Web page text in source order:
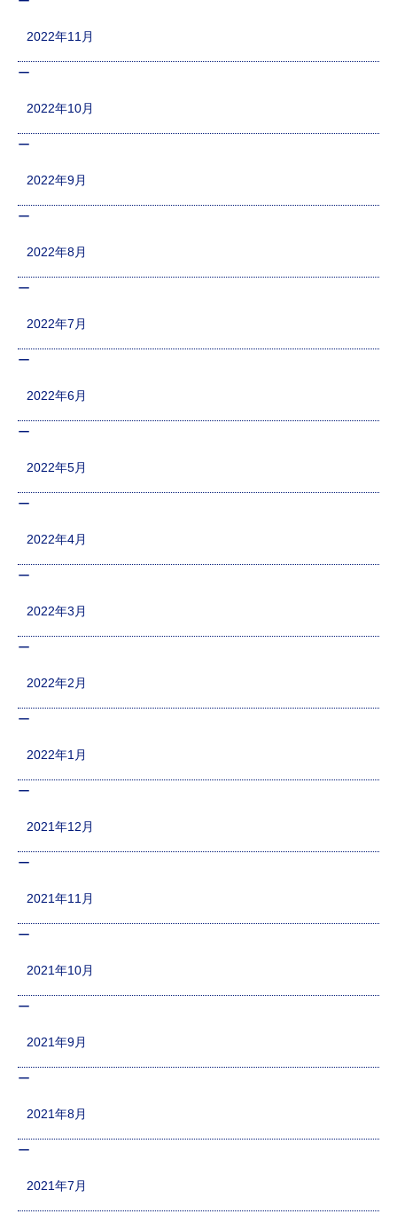
2022年11月
2022年10月
2022年9月
2022年8月
2022年7月
2022年6月
2022年5月
2022年4月
2022年3月
2022年2月
2022年1月
2021年12月
2021年11月
2021年10月
2021年9月
2021年8月
2021年7月